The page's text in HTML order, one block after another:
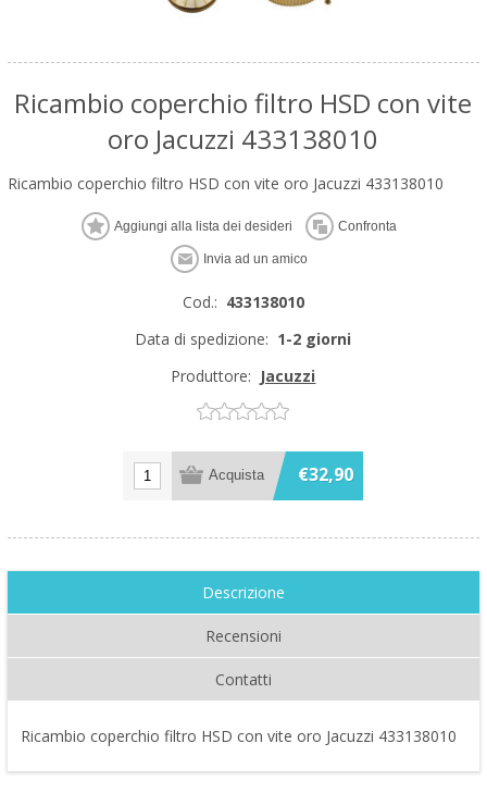
Ricambio coperchio filtro HSD con vite
oro Jacuzzi 433138010
Ricambio coperchio filtro HSD con vite oro Jacuzzi 433138010
Cod.: 433138010
Data di spedizione: 1-2 giorni
Produttore: Jacuzzi
€32,90
Descrizione
Recensioni
Contatti
Ricambio coperchio filtro HSD con vite oro Jacuzzi 433138010